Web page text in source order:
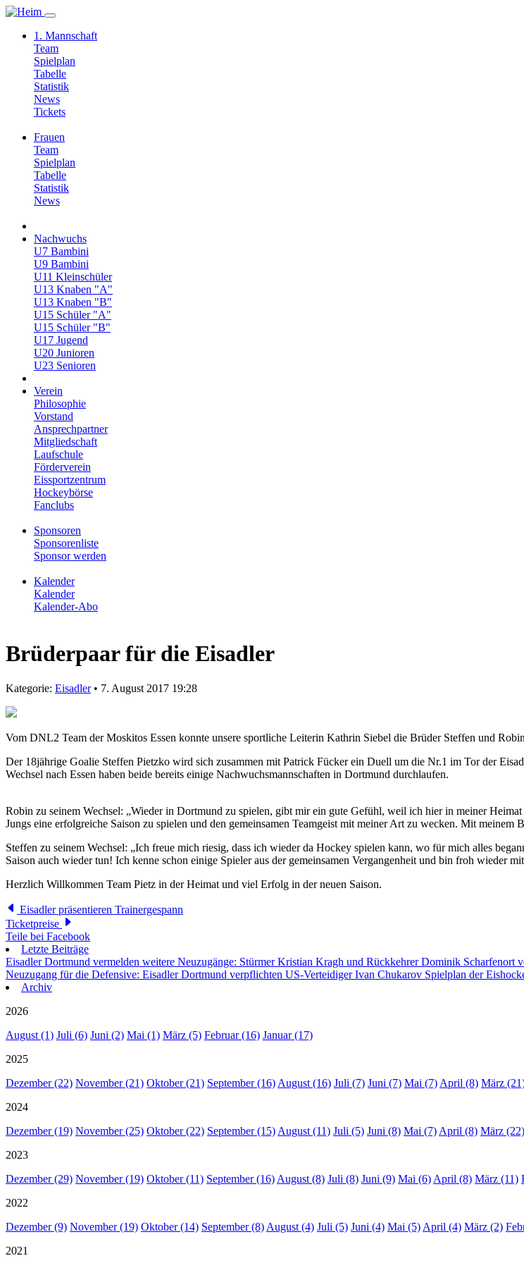
1. Mannschaft
Team
Spielplan
Tabelle
Statistik
News
Tickets
Frauen
Team
Spielplan
Tabelle
Statistik
News
Nachwuchs
U7 Bambini
U9 Bambini
U11 Kleinschüler
U13 Knaben "A"
U13 Knaben "B"
U15 Schüler "A"
U15 Schüler "B"
U17 Jugend
U20 Junioren
U23 Senioren
Verein
Philosophie
Vorstand
Ansprechpartner
Mitgliedschaft
Laufschule
Förderverein
Eissportzentrum
Hockeybörse
Fanclubs
Sponsoren
Sponsorenliste
Sponsor werden
Kalender
Kalender
Kalender-Abo
Brüderpaar für die Eisadler
Kategorie: Eisadler• 7. August 2017 19:28
Vom DNL2 Team der Moskitos Essen konnte unsere sportliche Leiterin Kathrin Siebel die Brüder Steffen und
Der 18jährige Goalie Steffen Pietzko wird sich zusammen mit Patrick Fücker ein Duell um die Nr.1 im Tor der
Wechsel nach Essen haben beide bereits einige Nachwuchsmannschaften in Dortmund durchlaufen.
Robin zu seinem Wechsel: „Wieder in Dortmund zu spielen, gibt mir ein gute Gefühl, weil ich hier in meiner
Jungs eine erfolgreiche Saison zu spielen und den gemeinsamen Teamgeist mit meiner Art zu wecken. Mit
Steffen zu seinem Wechsel: „Ich freue mich riesig, dass ich wieder da Hockey spielen kann, wo für mich alles
Saison auch wieder tun! Ich kenne schon einige Spieler aus der gemeinsamen Vergangenheit und bin froh wieder
Herzlich Willkommen Team Pietz in der Heimat und viel Erfolg in der neuen Saison.
Eisadler präsentieren Trainergespann
Ticketpreise
Teile bei Facebook
Letzte Beiträge
Eisadler Dortmund vermelden weitere Neuzugänge: Stürmer Kristian Kragh und Rückkehrer Dominik Scharfenort
Neuzugang für die Defensive: Eisadler Dortmund verpflichten US-Verteidiger Ivan Chukarov Spielplan der
Archiv
2026
August (1) Juli (6) Juni (2) Mai (1) März (5) Februar (16) Januar (17)
2025
Dezember (22) November (21) Oktober (21) September (16) August (16) Juli (7) Juni (7) Mai (7) April (8) März
2024
Dezember (19) November (25) Oktober (22) September (15) August (11) Juli (5) Juni (8) Mai (7) April (8) März (22)
2023
Dezember (29) November (19) Oktober (11) September (16) August (8) Juli (8) Juni (9) Mai (6) April (8) März (11)
2022
Dezember (9) November (19) Oktober (14) September (8) August (4) Juli (5) Juni (4) Mai (5) April (4) März (2)
2021